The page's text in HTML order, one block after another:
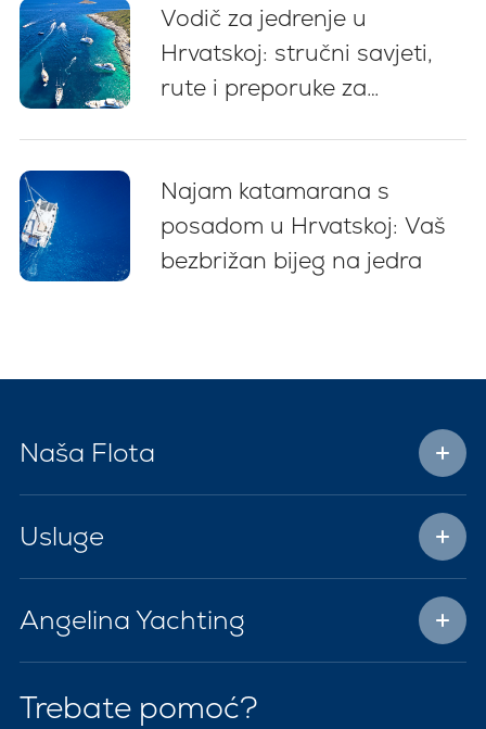
Vodič za jedrenje u
Hrvatskoj: stručni savjeti,
rute i preporuke za
Najam katamarana s
posadom u Hrvatskoj: Vaš
bezbrižan bijeg na jedra
Naša Flota
Usluge
Angelina Yachting
Trebate pomoć?